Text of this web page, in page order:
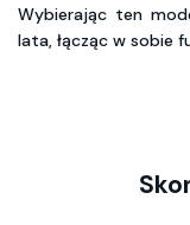
Wybierając ten
lata, łącząc w sobie